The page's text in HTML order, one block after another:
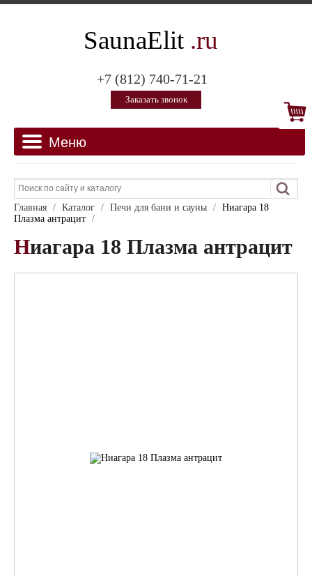
SaunaElit .ru
+7 (812) 740-71-21
Заказать звонок
Главная / Каталог / Печи для бани и сауны / Ниагара 18
Плазма антрацит /
Ниагара 18 Плазма антрацит